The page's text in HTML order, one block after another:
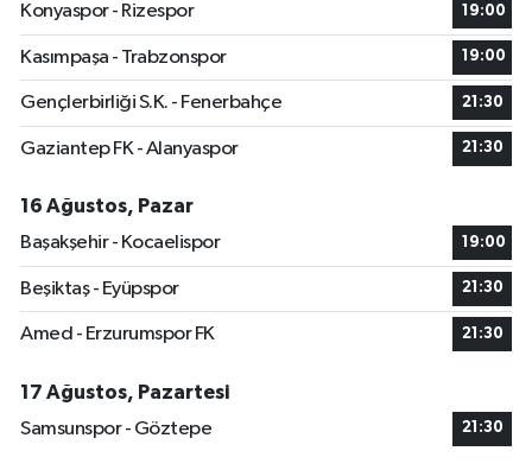
Konyaspor - Rizespor
19:00
Kasımpaşa - Trabzonspor 19:00
Gençlerbirliği S.K. - Fenerbahçe 21:30
Gaziantep FK - Alanyaspor 21:30
16 Ağustos, Pazar
Başakşehir - Kocaelispor
19:00
Beşiktaş - Eyüpspor 21:30
Amed - Erzurumspor FK 21:30
17 Ağustos, Pazartesi
Samsunspor - Göztepe
21:30